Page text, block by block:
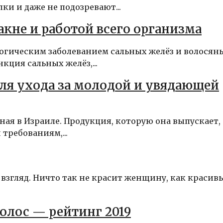
и даже не подозревают...
и работой всего организма
заболеванием сальных желёз и
сальных желёз,...
ухода за молодой и увядающей
в Израиле. Продукция, которую она выпускает,
Ничто так не красит женщину, как
— рейтинг 2019